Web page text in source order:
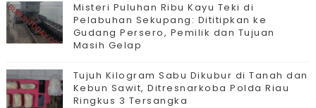
Misteri Puluhan Ribu Kayu Teki di
Pelabuhan Sekupang: Dititipkan ke
Gudang Persero, Pemilik dan Tujuan
Masih Gelap
Tujuh Kilogram Sabu Dikubur di Tanah dan
Kebun Sawit, Ditresnarkoba Polda Riau
Ringkus 3 Tersangka